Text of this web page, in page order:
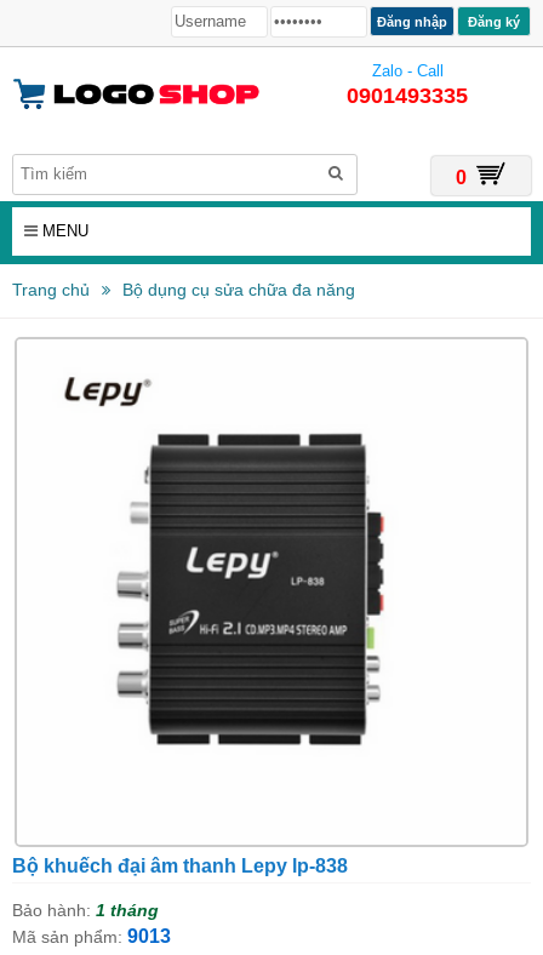
Đăng ký
Zalo - Call
0901493335
0
MENU
Trang chủ Bộ dụng cụ sửa chữa đa năng
Bộ khuếch đại âm thanh Lepy lp-838
Bảo hành: 1 tháng
Mã sản phẩm: 9013